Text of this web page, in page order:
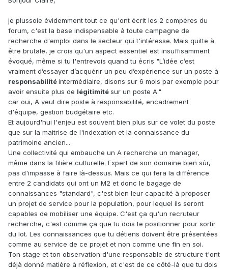
je plussoie évidemment tout ce qu'ont écrit les 2 compères du
forum, c'est la base indispensable à toute campagne de
recherche d'emploi dans le secteur qui t'intéresse. Mais quitte à
être brutale, je crois qu'un aspect essentiel est insuffisamment
évoqué, même si tu l'entrevois quand tu écris "L’idée c’est
vraiment d’essayer d’acquérir un peu d’expérience sur un poste à
responsabilitéintermédiaire, disons sur 6 mois par exemple pour
avoir ensuite plus de légitimitésur un poste A."
car oui, A veut dire poste à responsabilité, encadrement
d'équipe, gestion budgétaire etc.
Et aujourd'hui l'enjeu est souvent bien plus sur ce volet du poste
que sur la maitrise de l'indexation et la connaissance du
patrimoine ancien...
Une collectivité qui embauche un A recherche un manager,
même dans la filière culturelle. Expert de son domaine bien sûr,
pas d'impasse à faire là-dessus. Mais ce qui fera la différence
entre 2 candidats qui ont un M2 et donc le bagage de
connaissances "standard", c'est bien leur capacité à proposer
un projet de service pour la population, pour lequel ils seront
capables de mobiliser une équipe. C'est ça qu'un recruteur
recherche, c'est comme ça que tu dois te positionner pour sortir
du lot. Les connaissances que tu détiens doivent être présentées
comme au service de ce projet et non comme une fin en soi.
Ton stage et ton observation d'une responsable de structure t'ont
déjà donné matière à réflexion, et c'est de ce côté-là que tu dois